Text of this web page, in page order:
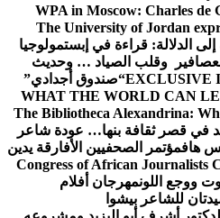
WPA in Moscow: Charles de
The University of Jordan
إلى الدلالة: قراءة في إبستمولوجيا
وقلب الصياد … وحديث
EXCLUSIVE“صندوق أجدادي”
WHAT THE WORLD CAN
The Bibliotheca Alexandrina:
في قصر ثقافة بنها… عودة شاعر
هافمؤتمر الصحفيين الأفارقة يدين
Congress of African Journalists
ووجع اللونمهرجان أفلام
للشاعر بيشوا